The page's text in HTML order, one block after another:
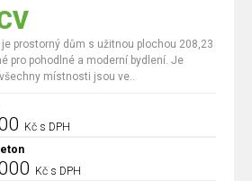
prostorný dům s užitnou plochou 208,23
pro pohodlné a moderní bydlení. Je
místnosti jsou ve..
Kč s DPH
Kč s DPH